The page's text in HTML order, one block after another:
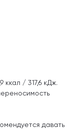
ккал / 317,6 кДж.
давать